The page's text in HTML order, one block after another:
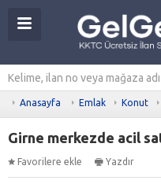
Anasayfa Emlak Konut
Girne merkezde acil
Favorilere ekle Yazdır